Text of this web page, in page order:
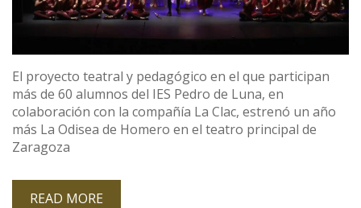
El proyecto teatral y pedagógico en el que participan
más de 60 alumnos del IES Pedro de Luna, en
colaboración con la compañía La Clac, estrenó un año
más La Odisea de Homero en el teatro principal de
Zaragoza
READ MORE